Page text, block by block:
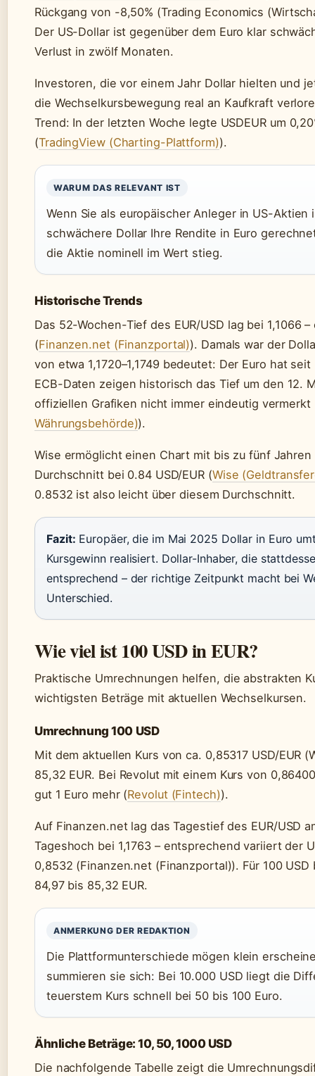
Rückgang von -8,50% (Trading Economics
Der US-Dollar ist gegenüber dem Euro klar
Verlust in zwölf Monaten.
Investoren, die vor einem Jahr Dollar hielten und
die Wechselkursbewegung real an Kaufkraft
Trend: In der letzten Woche legte USDEUR um
(TradingView (Charting-Plattform)).
WARUM DAS RELEVANT IST
Wenn Sie als europäischer Anleger in US-
schwächere Dollar Ihre Rendite in Euro
die Aktie nominell im Wert stieg.
Historische Trends
Das 52-Wochen-Tief des EUR/USD lag bei 1,1066
(Finanzen.net (Finanzportal)). Damals war der
von etwa 1,1720–1,1749 bedeutet: Der Euro hat
ECB-Daten zeigen historisch das Tief um den 12.
offiziellen Grafiken nicht immer eindeutig vermerkt
Währungsbehörde)).
Wise ermöglicht einen Chart mit bis zu fünf
Durchschnitt bei 0.84 USD/EUR (Wise
0.8532 ist also leicht über diesem Durchschnitt.
Fazit: Europäer, die im Mai 2025 Dollar in Euro
Kursgewinn realisiert. Dollar-Inhaber, die
entsprechend – der richtige Zeitpunkt macht bei
Unterschied.
Wie viel ist 100 USD in EUR?
Praktische Umrechnungen helfen, die abstrakten
wichtigsten Beträge mit aktuellen Wechselkursen.
Umrechnung 100 USD
Mit dem aktuellen Kurs von ca. 0,85317 USD/EUR
85,32 EUR. Bei Revolut mit einem Kurs von
gut 1 Euro mehr (Revolut (Fintech)).
Auf Finanzen.net lag das Tagestief des EUR/USD
Tageshoch bei 1,1763 – entsprechend variiert der
0,8532 (Finanzen.net (Finanzportal)). Für 100
84,97 bis 85,32 EUR.
ANMERKUNG DER REDAKTION
Die Plattformunterschiede mögen klein
summieren sie sich: Bei 10.000 USD liegt die
teuerstem Kurs schnell bei 50 bis 100 Euro.
Ähnliche Beträge: 10, 50, 1000 USD
Die nachfolgende Tabelle zeigt die